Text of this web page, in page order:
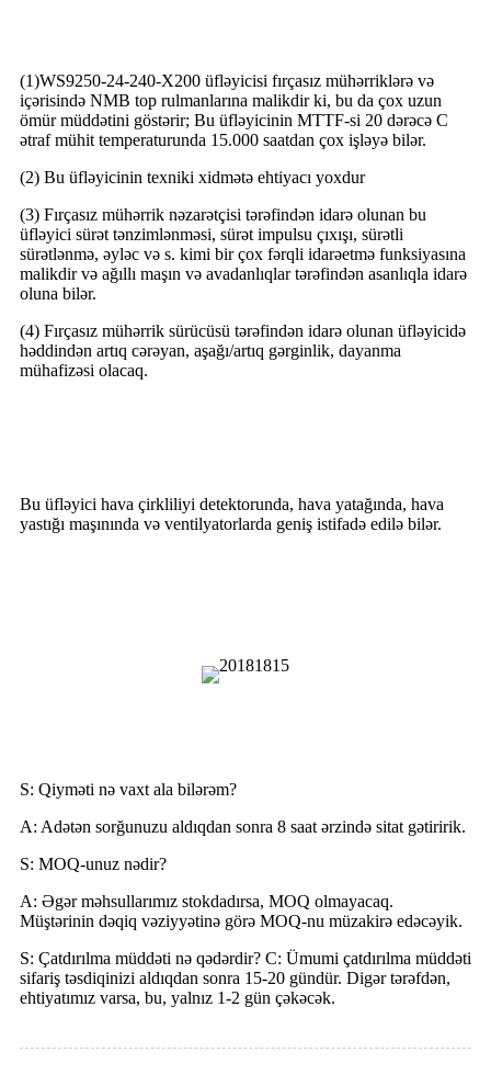
(1)WS9250-24-240-X200 üfləyicisi fırçasız mühərriklərə və
içərisində NMB top rulmanlarına malikdir ki, bu da çox uzun
ömür müddətini göstərir; Bu üfləyicinin MTTF-si 20 dərəcə C
ətraf mühit temperaturunda 15.000 saatdan çox işləyə bilər.
(2) Bu üfləyicinin texniki xidmətə ehtiyacı yoxdur
(3) Fırçasız mühərrik nəzarətçisi tərəfindən idarə olunan bu
üfləyici sürət tənzimlənməsi, sürət impulsu çıxışı, sürətli
sürətlənmə, əyləc və s. kimi bir çox fərqli idarəetmə funksiyasına
malikdir və ağıllı maşın və avadanlıqlar tərəfindən asanlıqla idarə
oluna bilər.
(4) Fırçasız mühərrik sürücüsü tərəfindən idarə olunan üfləyicidə
həddindən artıq cərəyan, aşağı/artıq gərginlik, dayanma
mühafizəsi olacaq.
Bu üfləyici hava çirkliliyi detektorunda, hava yatağında, hava
yastığı maşınında və ventilyatorlarda geniş istifadə edilə bilər.
S: Qiyməti nə vaxt ala bilərəm?
A: Adətən sorğunuzu aldıqdan sonra 8 saat ərzində sitat gətiririk.
S: MOQ-unuz nədir?
A: Əgər məhsullarımız stokdadırsa, MOQ olmayacaq.
Müştərinin dəqiq vəziyyətinə görə MOQ-nu müzakirə edəcəyik.
S: Çatdırılma müddəti nə qədərdir? C: Ümumi çatdırılma müddəti
sifariş təsdiqinizi aldıqdan sonra 15-20 gündür. Digər tərəfdən,
ehtiyatımız varsa, bu, yalnız 1-2 gün çəkəcək.